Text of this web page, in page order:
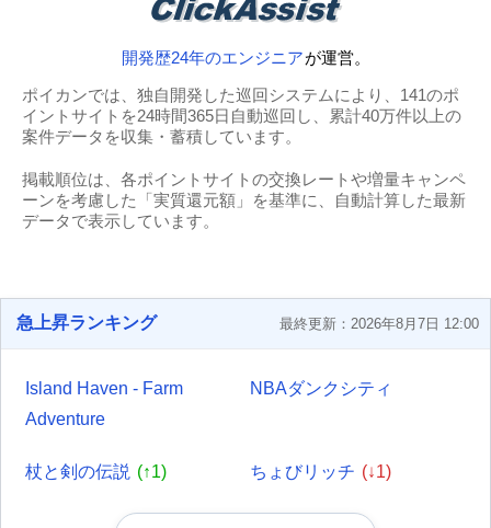
開発歴24年のエンジニアが運営。
ポイカンでは、独自開発した巡回システムにより、141のポ
イントサイトを24時間365日自動巡回し、累計40万件以上の
案件データを収集・蓄積しています。
掲載順位は、各ポイントサイトの交換レートや増量キャンペ
ーンを考慮した「実質還元額」を基準に、自動計算した最新
データで表示しています。
急上昇ランキング 最終更新：2026年8月7日 12:00
Island Haven - Farm
Adventure
NBAダンクシティ
杖と剣の伝説 (↑1) ちょびリッチ (↓1)